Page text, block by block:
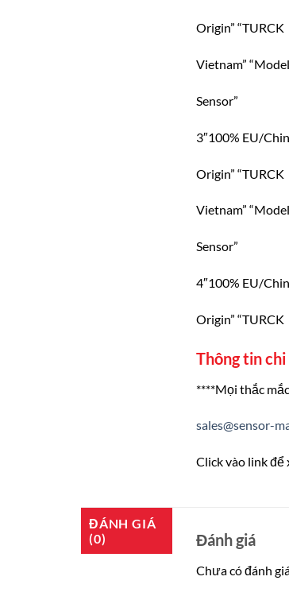
Origin” “TURCK
Vietnam”
Sensor”
3″100% EU/
Origin” “TURCK
Vietnam”
Sensor”
4″100% EU/
Origin” “TURCK
Thông tin
****Mọi thắc
sales@sensor-
Click vào link
ĐÁNH GIÁ
(0)
Đánh giá
Chưa có đánh